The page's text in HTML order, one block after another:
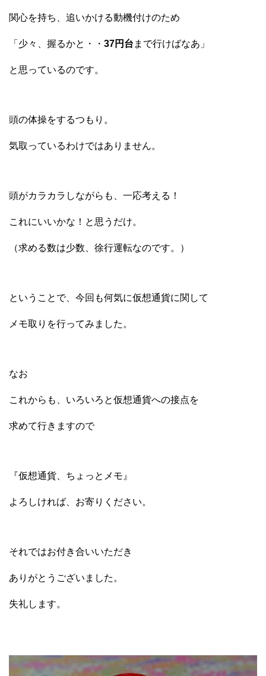
関心を持ち、追いかける動機付けのため
「少々、握るかと・・ 37円台 まで行けばなあ」
と思っているのです。
頭の体操をするつもり。
気取っているわけではありません。
頭がカラカラしながらも、一応考える！
これにいいかな！と思うだけ。
（求める数は少数、徐行運転なのです。）
ということで、今回も何気に仮想通貨に関して
メモ取りを行ってみました。
なお
これからも、いろいろと仮想通貨への接点を
求めて行きますので
『仮想通貨、ちょっとメモ』
よろしければ、お寄りください。
それではお付き合いいただき
ありがとうございました。
失礼します。